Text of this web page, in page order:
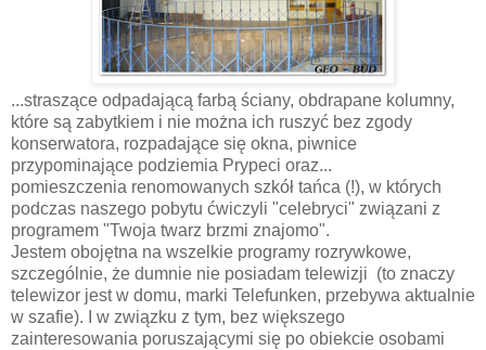
...straszące odpadającą farbą ściany, obdrapane kolumny,
które są zabytkiem i nie można ich ruszyć bez zgody
konserwatora, rozpadające się okna, piwnice
przypominające podziemia Prypeci oraz...
pomieszczenia renomowanych szkół tańca (!), w których
podczas naszego pobytu ćwiczyli "celebryci" związani z
programem "Twoja twarz brzmi znajomo".
Jestem obojętna na wszelkie programy rozrywkowe,
szczególnie, że dumnie nie posiadam telewizji (to znaczy
telewizor jest w domu, marki Telefunken, przebywa aktualnie
w szafie). I w związku z tym, bez większego
zainteresowania poruszającymi się po obiekcie osobami